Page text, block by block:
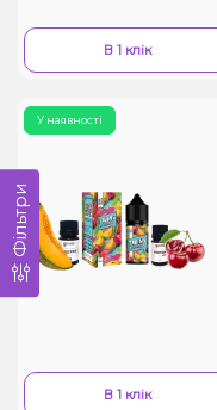
В 1 клік
У наявності
В 1 клік
Фільтри